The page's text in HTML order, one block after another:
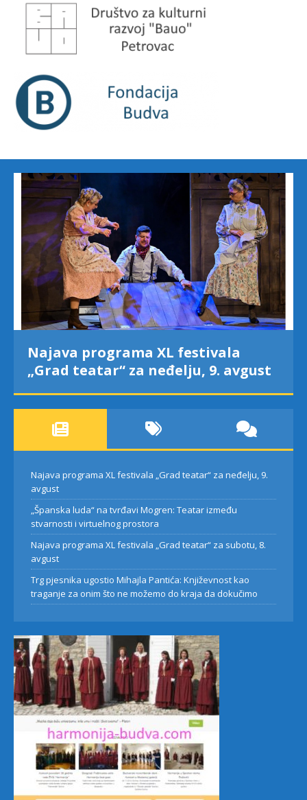
Najava programa XL festivala
„Grad teatar“ za neđelju, 9. avgust
Najava programa XL festivala „Grad teatar“ za neđelju, 9.
avgust
„Španska luda“ na tvrđavi Mogren: Teatar između
stvarnosti i virtuelnog prostora
Najava programa XL festivala „Grad teatar“ za subotu, 8.
avgust
Trg pjesnika ugostio Mihajla Pantića: Književnost kao
traganje za onim što ne možemo do kraja da dokučimo